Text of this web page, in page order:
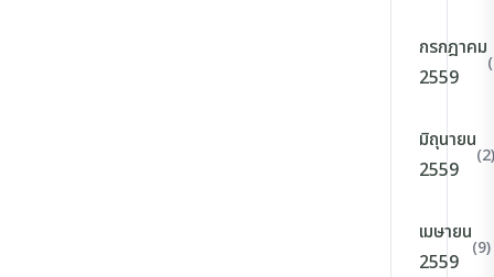
กรกฎาคม
2559
มิถุนายน
2559
(2)
เมษายน
2559
(9)